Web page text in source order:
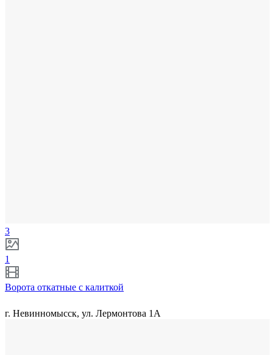
3
1
Ворота откатные с калиткой
г. Невинномысск, ул. Лермонтова 1А